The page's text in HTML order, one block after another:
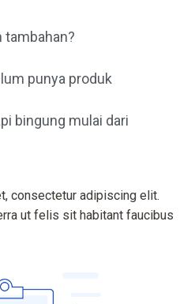
tambahan?
punya produk
bingung mulai dari
consectetur adipiscing elit.
ut felis sit habitant faucibus